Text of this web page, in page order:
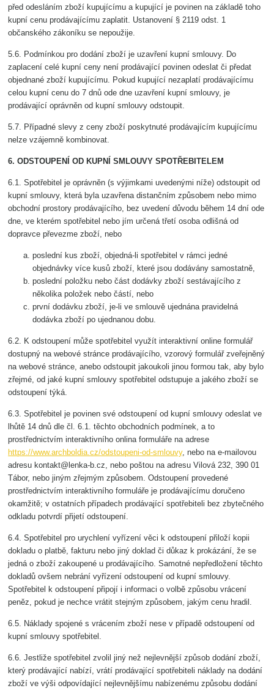
před odesláním zboží kupujícímu a kupující je povinen na základě toho
kupní cenu prodávajícímu zaplatit. Ustanovení § 2119 odst. 1
občanského zákoníku se nepoužije.
5.6. Podmínkou pro dodání zboží je uzavření kupní smlouvy. Do
zaplacení celé kupní ceny není prodávající povinen odeslat či předat
objednané zboží kupujícímu. Pokud kupující nezaplatí prodávajícímu
celou kupní cenu do 7 dnů ode dne uzavření kupní smlouvy, je
prodávající oprávněn od kupní smlouvy odstoupit.
5.7. Případné slevy z ceny zboží poskytnuté prodávajícím kupujícímu
nelze vzájemně kombinovat.
6. ODSTOUPENÍ OD KUPNÍ SMLOUVY SPOTŘEBITELEM
6.1. Spotřebitel je oprávněn (s výjimkami uvedenými níže) odstoupit od
kupní smlouvy, která byla uzavřena distančním způsobem nebo mimo
obchodní prostory prodávajícího, bez uvedení důvodu během 14 dní ode
dne, ve kterém spotřebitel nebo jím určená třetí osoba odlišná od
dopravce převezme zboží, nebo
poslední kus zboží, objedná-li spotřebitel v rámci jedné
objednávky více kusů zboží, které jsou dodávány samostatně,
poslední položku nebo část dodávky zboží sestávajícího z
několika položek nebo částí, nebo
první dodávku zboží, je-li ve smlouvě ujednána pravidelná
dodávka zboží po ujednanou dobu.
6.2. K odstoupení může spotřebitel využít interaktivní online formulář
dostupný na webové stránce prodávajícího, vzorový formulář zveřejněný
na webové stránce, anebo odstoupit jakoukoli jinou formou tak, aby bylo
zřejmé, od jaké kupní smlouvy spotřebitel odstupuje a jakého zboží se
odstoupení týká.
6.3. Spotřebitel je povinen své odstoupení od kupní smlouvy odeslat ve
lhůtě 14 dnů dle čl. 6.1. těchto obchodních podmínek, a to
prostřednictvím interaktivního onlina formuláře na adrese
https://www.archboldia.cz/odstoupeni-od-smlouvy, nebo na e-mailovou
adresu kontakt@lenka-b.cz, nebo poštou na adresu Vilová 232, 390 01
Tábor, nebo jiným zřejmým způsobem. Odstoupení provedené
prostřednictvím interaktivního formuláře je prodávajícímu doručeno
okamžitě; v ostatních případech prodávající spotřebiteli bez zbytečného
odkladu potvrdí přijetí odstoupení.
6.4. Spotřebitel pro urychlení vyřízení věci k odstoupení přiloží kopii
dokladu o platbě, fakturu nebo jiný doklad či důkaz k prokázání, že se
jedná o zboží zakoupené u prodávajícího. Samotné nepředložení těchto
dokladů ovšem nebrání vyřízení odstoupení od kupní smlouvy.
Spotřebitel k odstoupení připojí i informaci o volbě způsobu vrácení
peněz, pokud je nechce vrátit stejným způsobem, jakým cenu hradil.
6.5. Náklady spojené s vrácením zboží nese v případě odstoupení od
kupní smlouvy spotřebitel.
6.6. Jestliže spotřebitel zvolil jiný než nejlevnější způsob dodání zboží,
který prodávající nabízí, vrátí prodávající spotřebiteli náklady na dodání
zboží ve výši odpovídající nejlevnějšímu nabízenému způsobu dodání